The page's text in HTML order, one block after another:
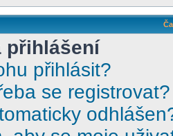
přihlášení
přihlásit?
se registrovat?